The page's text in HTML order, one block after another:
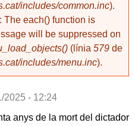
includes/common.inc).
: The each() function is
will be suppressed on
(línia 579 de
includes/menu.inc).
2025 - 12:24
anys de la mort del dictador